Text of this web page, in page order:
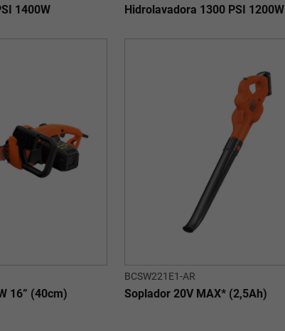
1400W Hidrolavadora 1300 PSI 1200W
16” (40cm)
BCSW221E1-AR
Soplador 20V MAX* (2,5Ah)